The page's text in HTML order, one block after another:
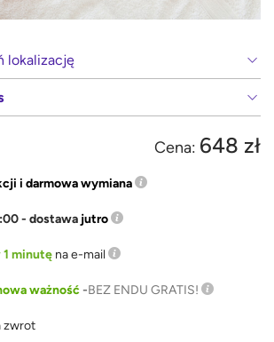
lokalizację
Cena: 648 zł
i darmowa wymiana
- dostawa jutro
1 minutę na e-mail
ważność-BEZ ENDU GRATIS!
zwrot